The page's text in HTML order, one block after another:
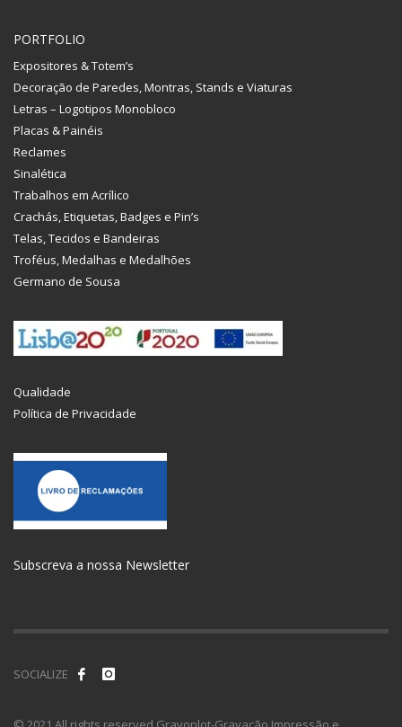
PORTFOLIO
Expositores & Totem’s
Decoração de Paredes, Montras, Stands e Viaturas
Letras – Logotipos Monobloco
Placas & Painéis
Reclames
Sinalética
Trabalhos em Acrílico
Crachás, Etiquetas, Badges e Pin’s
Telas, Tecidos e Bandeiras
Troféus, Medalhas e Medalhões
Germano de Sousa
Qualidade
Política de Privacidade
Subscreva a nossa Newsletter
SOCIALIZE